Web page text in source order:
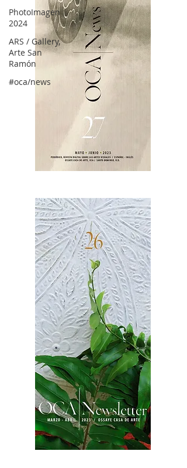
PhotoImagen
2024
ARS / Gallery,
Arte San
Ramón
#oca/news